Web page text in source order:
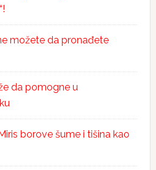
možete da pronađete
da pomogne u
borove šume i tišina kao